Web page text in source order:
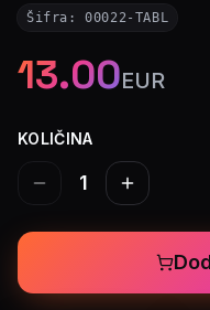
Šifra:00022-TABL
13.00EUR
KOLIČINA
1